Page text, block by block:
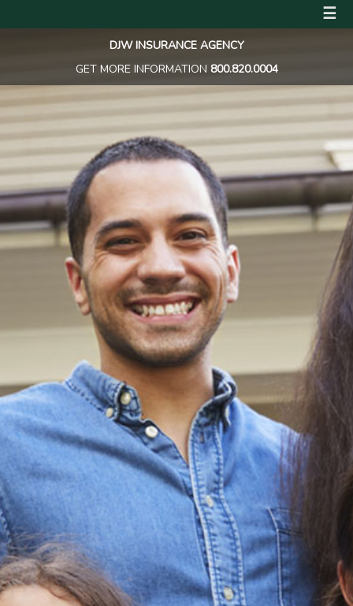
☰
DJW INSURANCE AGENCY
GET MORE INFORMATION 800.820.0004